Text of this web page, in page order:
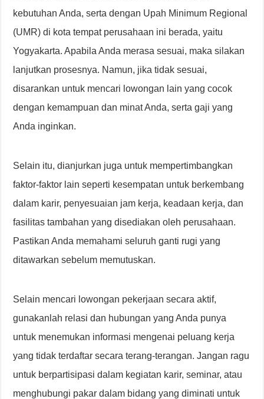
kebutuhan Anda, serta dengan Upah Minimum Regional
(UMR) di kota tempat perusahaan ini berada, yaitu
Yogyakarta. Apabila Anda merasa sesuai, maka silakan
lanjutkan prosesnya. Namun, jika tidak sesuai,
disarankan untuk mencari lowongan lain yang cocok
dengan kemampuan dan minat Anda, serta gaji yang
Anda inginkan.
Selain itu, dianjurkan juga untuk mempertimbangkan
faktor-faktor lain seperti kesempatan untuk berkembang
dalam karir, penyesuaian jam kerja, keadaan kerja, dan
fasilitas tambahan yang disediakan oleh perusahaan.
Pastikan Anda memahami seluruh ganti rugi yang
ditawarkan sebelum memutuskan.
Selain mencari lowongan pekerjaan secara aktif,
gunakanlah relasi dan hubungan yang Anda punya
untuk menemukan informasi mengenai peluang kerja
yang tidak terdaftar secara terang-terangan. Jangan ragu
untuk berpartisipasi dalam kegiatan karir, seminar, atau
menghubungi pakar dalam bidang yang diminati untuk